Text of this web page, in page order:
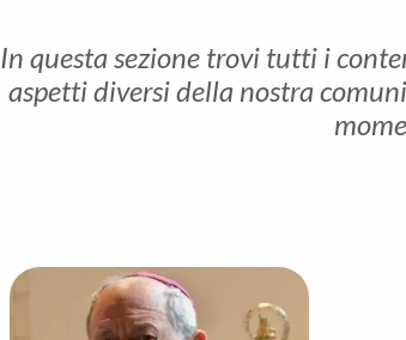
In questa sezione trovi tutti i
aspetti diversi della nostra